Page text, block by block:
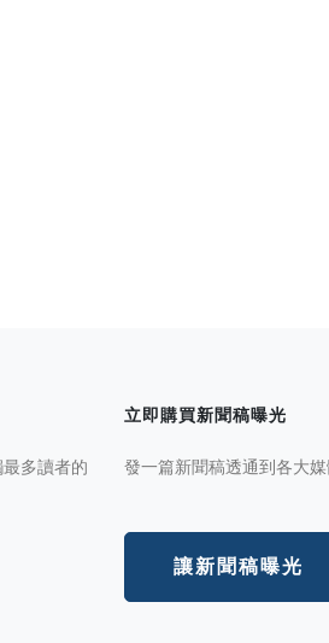
多讀者的
立即購買新聞稿曝光
發一篇新聞稿透通到各大
讓新聞稿曝光